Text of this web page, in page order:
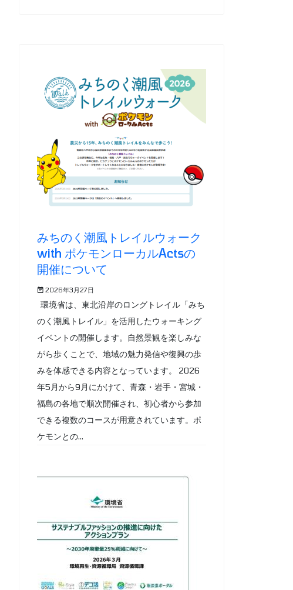
みちのく潮風トレイルウォーク
with ポケモンローカルActsの
開催について
2026年3月27日
環境省は、東北沿岸のロングトレイル「みち
のく潮風トレイル」を活用したウォーキング
イベントの開催します。自然景観を楽しみな
がら歩くことで、地域の魅力発信や復興の歩
みを体感できる内容となっています。 2026
年5月から9月にかけて、青森・岩手・宮城・
福島の各地で順次開催され、初心者から参加
できる複数のコースが用意されています。ポ
ケモンとの...